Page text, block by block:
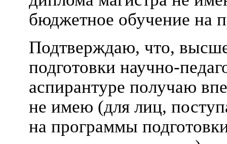
бюджетное обучение на
Подтверждаю, что,
подготовки научно-
аспирантуре получаю
не имею (для лиц,
на программы